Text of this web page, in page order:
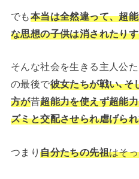
でも本当は全然違って、超
な思想の子供は消されたり
そんな社会を生きる主人公
の最後で彼女たちが戦い､そ
方が昔超能力を使えず超能
ズミと交配させられ虐げら
つまり自分たちの先祖はそ